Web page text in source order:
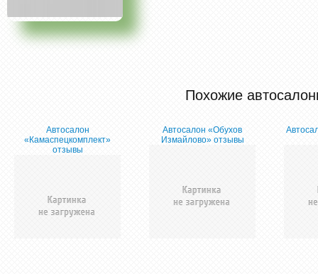
Похожие
Автосалон
«Камаспецкомплект»
отзывы
Автосалон «Обухов
Измайлово» отзывы